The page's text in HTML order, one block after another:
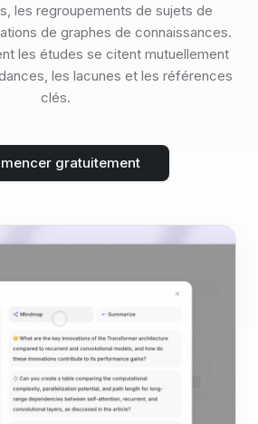
les regroupements de sujets de
de graphes de connaissances.
les études se citent mutuellement
les lacunes et les références
clés.
gratuitement